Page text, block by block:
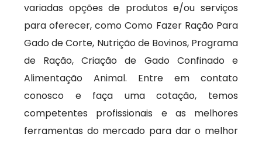
variadas opções de produtos e/ou serviços
para oferecer, como Como Fazer Ração Para
Gado de Corte, Nutrição de Bovinos, Programa
de Ração, Criação de Gado Confinado e
Alimentação Animal. Entre em contato
conosco e faça uma cotação, temos
competentes profissionais e as melhores
ferramentas do mercado para dar o melhor